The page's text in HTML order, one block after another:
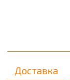
изнаночной –
гипоаллергенен;
хорошие
Доставка